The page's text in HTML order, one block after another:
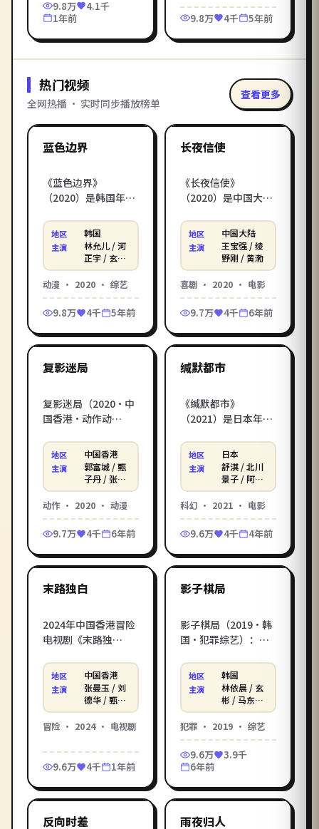
9.8万
4.1千
1年前
9.8万 4千 5年前
热门视频
全网热播 · 实时同步播放榜单
查看更多
热门
1:35:01
蓝色边界
《蓝色边界》
（2020）是韩国年度
尚昊执导，林允儿、
河正宇领衔主演——
退役声优重新出道，
带着一群古怪同事在
配音棚里追梦。影库
提供《蓝色边界》电
影在线观看高清完整
版，免费在线观看电
影一键直达，HD 流畅
画质支持手机电脑播
放。
地区 韩国
主演
林允儿 / 河
正宇 / 玄彬
等
动漫 · 2020 · 综艺
9.8万 4千 5年前
热门
2:42:35
长夜信使
《长夜信使》
（2020）是中国大陆
由文牧野执导，王宝
强、绫野刚领衔主演
——婚礼前夜，新郎
跟岳父被反锁在荒岛
上，一边斗智斗勇一
边互相理解。影库提
供《长夜信使》电影
在线观看高清完整
版，免费在线观看电
影一键直达，HD 流畅
画质支持手机电脑播
地区 中国大陆
主演
王宝强 / 绫
野刚 / 黄渤
喜剧 · 2020 · 电影
9.7万 4千 6年前
热门
复影迷局
复影迷局（2020·中
国香港·动作动
潜入风暴海域营救人
质，72 小时倒计时步
步紧逼。尔冬升执
导，郭富城 / 甄子丹 /
张家辉主演。影库免
费高清电影在线观
看，在线观看电影一
站直达，支持手机电
脑无广告播放。
地区 中国香港
主演
郭富城 / 甄
子丹 / 张家
辉
动作· 2020 · 动漫
9.7万 4千 6年前
热门
缄默都市
《缄默都市》
（2021）是日本年度
定勋执导，舒淇、北
川景子领衔主演——
近未来都市，人工智
能开始接管人类记
忆，最后一名「未上
传者」踏上反抗之
路。影库提供《缄默
都市》电影在线观看
高清完整版，免费在
线观看电影一键直
达，HD 流畅画质支持
地区 日本
主演
舒淇 / 北川
景子 / 阿部
宽
科幻 · 2021 · 电影
9.6万 4千 4年前
热门
末路独白
2024年中国香港冒险
电视剧《末路独
张曼玉 / 刘德华 / 甄子
丹倾情演绎。丛林深
处一座被遗忘的部
落，外来摄影师卷入
古老仪式。在影库电
电影，无广告免费高
清在线观看。
地区 中国香港
主演
张曼玉 / 刘
德华 / 甄子
丹
冒险 · 2024· 电视剧
9.6万 4千 1年前
热门
影子棋局
影子棋局（2019·韩
国·犯罪综艺）：从
组建新团队，目标是
吞并整个东南亚的赌
场后台。延尚昊执
导，林依晨 / 玄彬 / 马
东锡主演。影库免费
高清电影在线观看，
在线观看电影一站直
达，支持手机电脑无
广告播放。
地区 韩国
主演
林依晨 / 玄
彬 / 马东锡
等
犯罪 · 2019 · 综艺
9.6万
3.9千
6年前
热门
反向时差 热门
雨夜归人